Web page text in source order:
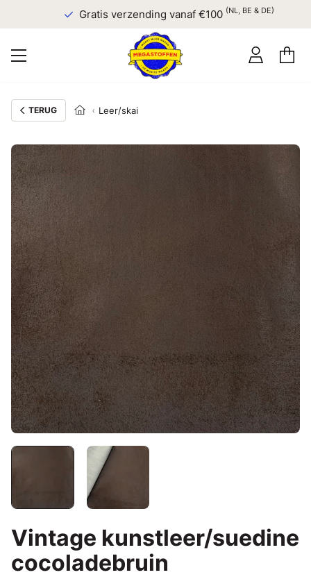
Gratis verzending vanaf €100(NL, BE & DE)
TERUG Leer/skai
Vintage kunstleer/suedine
cocoladebruin